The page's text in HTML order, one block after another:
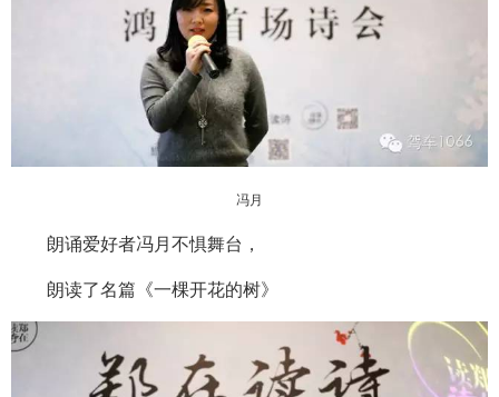
冯月
朗诵爱好者冯月不惧舞台，
朗读了名篇《一棵开花的树》